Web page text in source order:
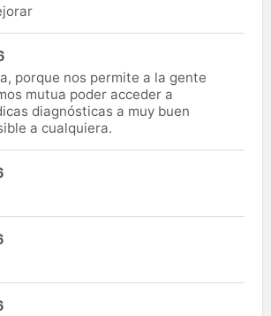
porque nos permite a la gente
mutua poder acceder a
diagnósticas a muy buen
a cualquiera.